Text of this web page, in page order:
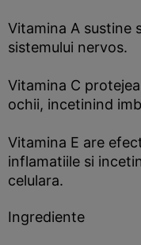
Vitamina A sustine
sistemului nervos.
Vitamina C
ochii, incetinind
Vitamina E are
inflamatiile si
celulara.
Ingrediente